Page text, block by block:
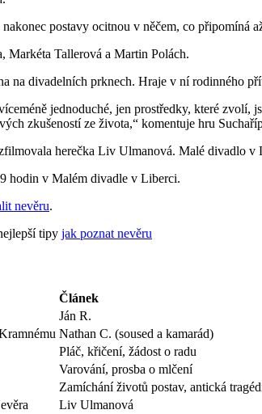
postavy ocitnou v něčem, co připomíná
Markéta Tallerová a Martin Polách.
na divadelních prknech. Hraje v ní rodinného
jednoduché, jen prostředky, které
zkušeností ze života,“ komentuje hru
herečka Liv Ulmanová. Malé divadlo v
hodin v Malém divadle v Liberci.
nevěru.
tipy jak poznat nevěru
Článek
Ján R.
Nathan C. (soused a kamarád)
Pláč, křičení, žádost o radu
Varování, prosba o mlčení
Zamíchání životů postav, antická
Liv Ulmanová